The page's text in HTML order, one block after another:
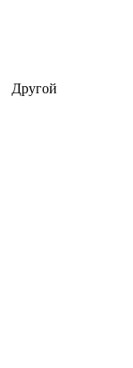
Другой